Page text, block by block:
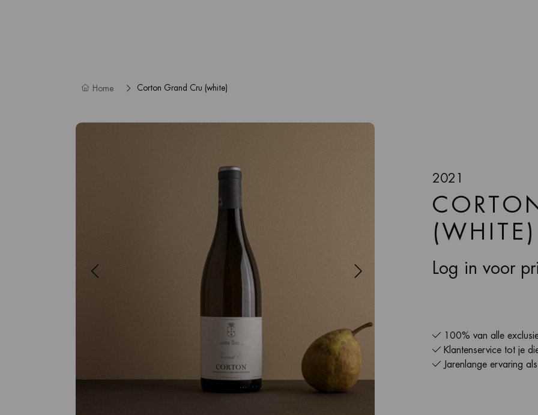
Home Corton Grand Cru (white)
2021
(WHITE)
Log in voor
100% van alle
Klantenservice tot je
Jarenlange ervaring